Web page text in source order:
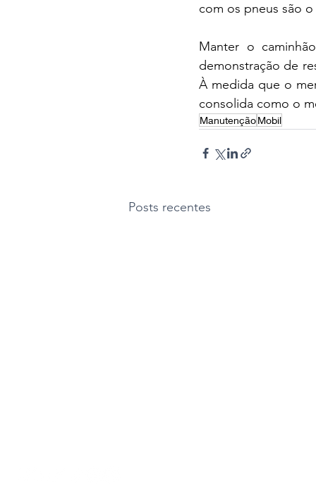
com os pneus são
Manter o
demonstração de
À medida que o
consolida como o
ManutençãoMobil
Posts recentes